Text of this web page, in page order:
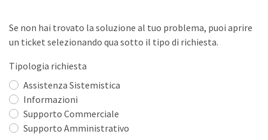
Se non hai trovato la soluzione al tuo problema, puoi aprire
un ticket selezionando qua sotto il tipo di richiesta.
Tipologia richiesta
Assistenza Sistemistica
Informazioni
Supporto Commerciale
Supporto Amministrativo